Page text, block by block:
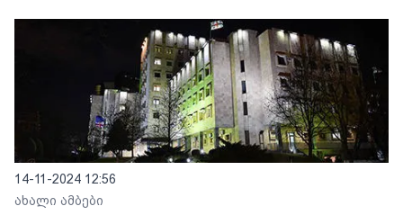
14-11-2024 12:56
ახალი ამბები